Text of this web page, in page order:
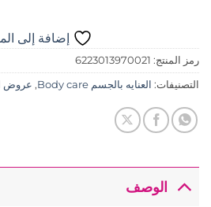
إضافة إلى
رمز المنتج: 6223013970021
التصنيفات: العنايه بالجسم Body care , عروض
الوصف